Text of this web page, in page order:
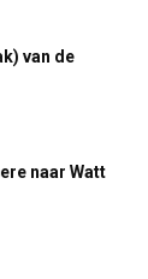
van de
naar Watt